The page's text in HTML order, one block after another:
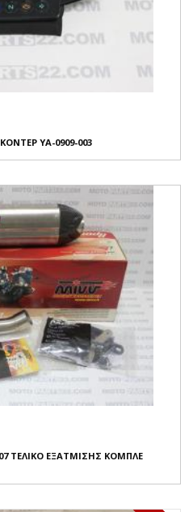
YA-0909-003
'07 ΤΕΛΙΚΟ ΕΞΑΤΜΙΣΗΣ ΚΟΜΠΛΕ